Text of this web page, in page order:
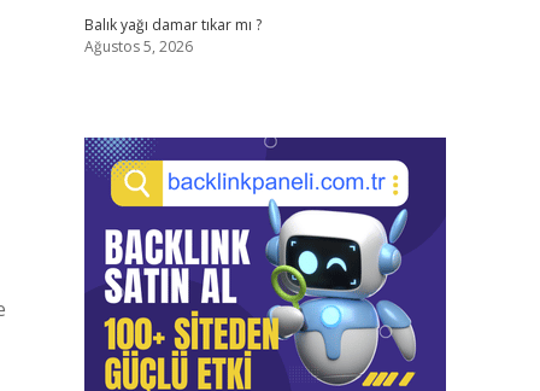
Balık yağı damar tıkar mı ?
Ağustos 5, 2026